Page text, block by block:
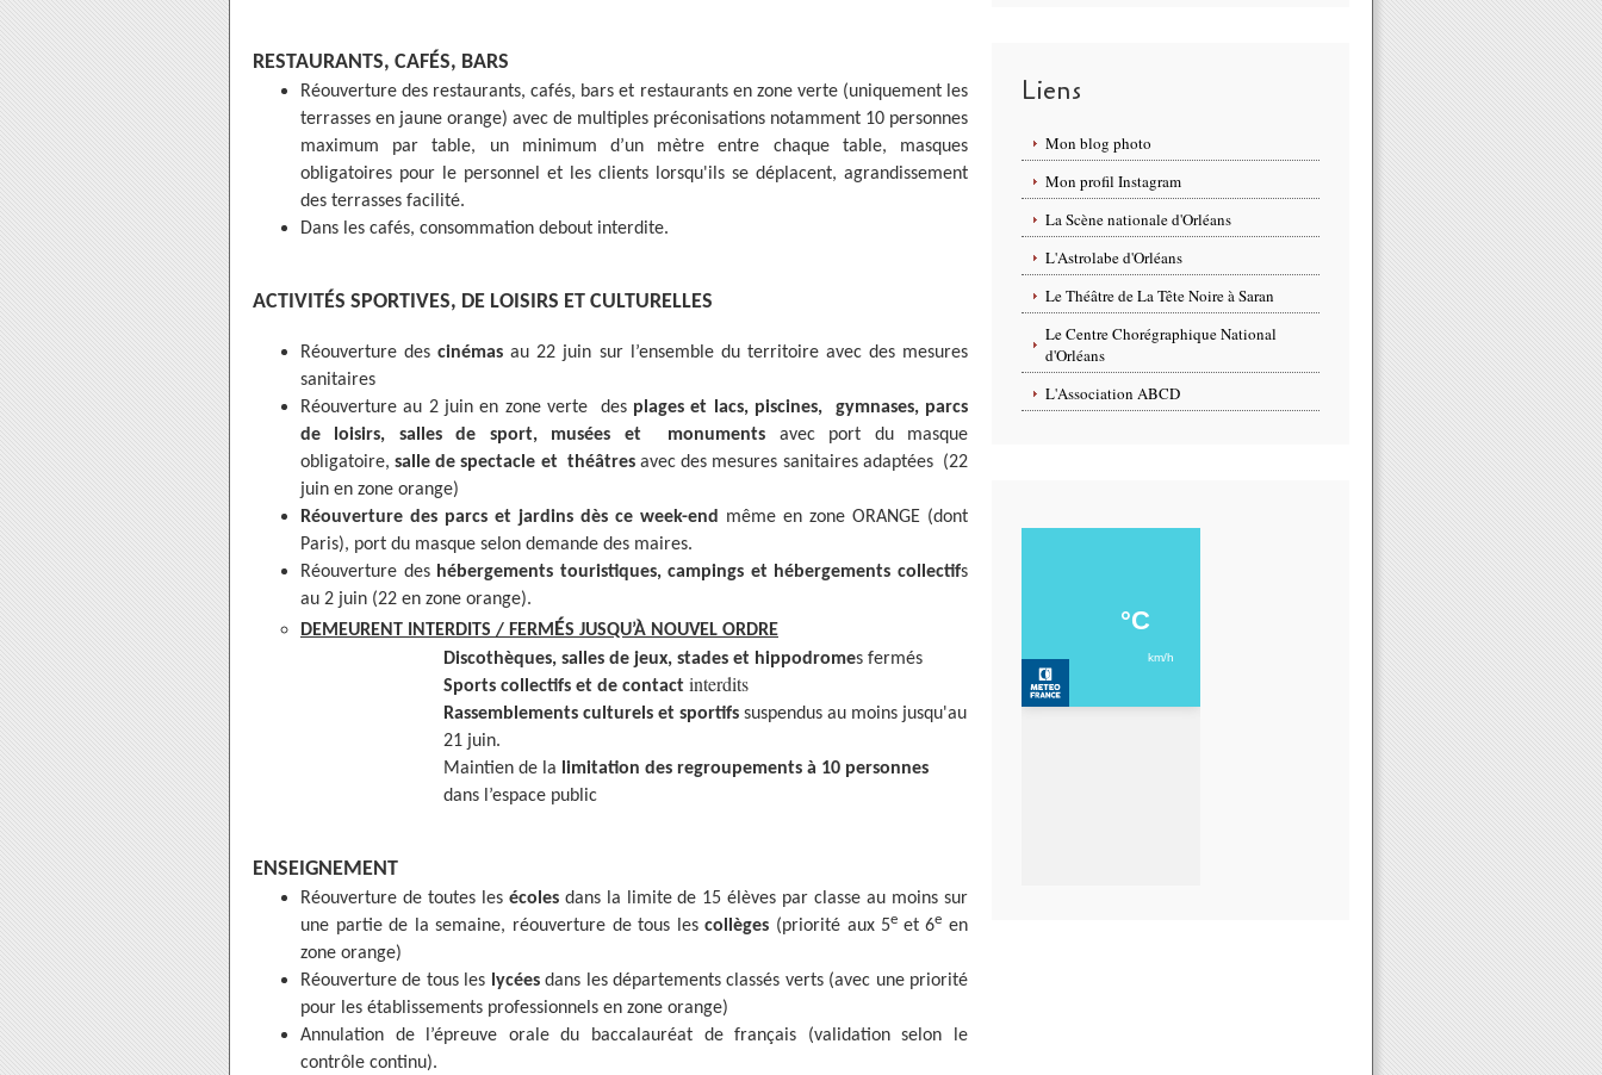
RESTAURANTS, CAFÉS, BARS
Réouverture des restaurants, cafés, bars et restaurants en zone verte (uniquement les
terrasses en jaune orange) avec de multiples préconisations notamment 10 personnes
maximum par table, un minimum d’un mètre entre chaque table, masques
obligatoires pour le personnel et les clients lorsqu'ils se déplacent, agrandissement
des terrasses facilité.
Dans les cafés, consommation debout interdite.
ACTIVITÉS SPORTIVES, DE LOISIRS ET CULTURELLES
Réouverture descinémasau 22 juin sur l’ensemble du territoire avec des mesures
sanitaires
Réouverture au 2 juin en zone verte des plages et lacs, piscines, gymnases, parcs
de loisirs, salles de sport, musées et monuments avec port du masque
obligatoire,salle de spectacle et théâtresavec des mesures sanitaires adaptées (22
juin en zone orange)
Réouverture des parcs et jardins dès ce week-end
même en zone ORANGE (dont
Paris), port du masque selon demande des maires.
Réouverture des hébergements touristiques, campings et hébergements collectifs
au 2 juin (22 en zone orange).
DEMEURENT INTERDITS / FERM ÉS JUSQU’À NOUVEL ORDRE
Discothèques, salles de jeux, stades et hippodromes fermés
Sports collectifs et de contact interdits
Rassemblements culturels et sportifs suspendus au moins jusqu'au
21 juin.
Maintien de la limitation des regroupements à 10 personnes
dans l’espace public
ENSEIGNEMENT
Réouverture de toutes les écolesdans la limite de 15 élèves par classe au moins sur
une partie de la semaine, réouverture de tous lescollèges (priorité aux 5e et 6e en
zone orange)
Réouverture de tous les lycéesdans les départements classés verts (avec une priorité
pour les établissements professionnels en zone orange)
Annulation de l’épreuve orale du baccalauréat de français (validation selon le
contrôle continu).
Liens
Mon blog photo
Mon profil Instagram
La Scène nationale d'Orléans
L'Astrolabe d'Orléans
Le Théâtre de La Tête Noire à Saran
Le Centre Chorégraphique National
d'Orléans
L'Association ABCD